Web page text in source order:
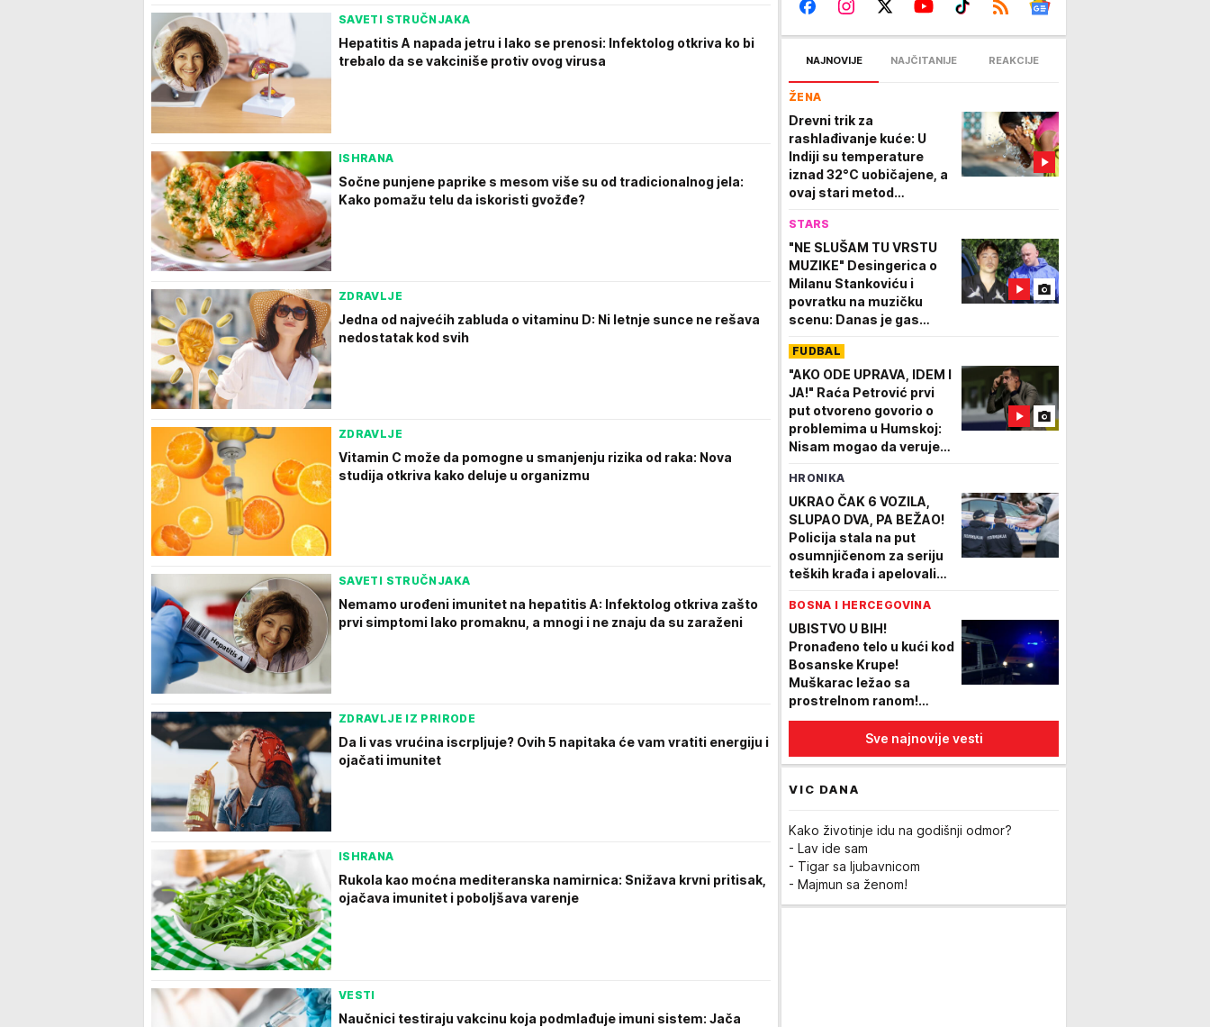
SAVETI STRUČNJAKA
Hepatitis A napada jetru i lako se prenosi: Infektolog otkriva ko bi
trebalo da se vakciniše protiv ovog virusa
ISHRANA
Sočne punjene paprike s mesom više su od tradicionalnog jela:
Kako pomažu telu da iskoristi gvožđe?
ZDRAVLJE
Jedna od najvećih zabluda o vitaminu D: Ni letnje sunce ne rešava
nedostatak kod svih
ZDRAVLJE
Vitamin C može da pomogne u smanjenju rizika od raka: Nova
studija otkriva kako deluje u organizmu
SAVETI STRUČNJAKA
Nemamo urođeni imunitet na hepatitis A: Infektolog otkriva zašto
prvi simptomi lako promaknu, a mnogi i ne znaju da su zaraženi
ZDRAVLJE IZ PRIRODE
Da li vas vrućina iscrpljuje? Ovih 5 napitaka će vam vratiti energiju i
ojačati imunitet
ISHRANA
Rukola kao moćna mediteranska namirnica: Snižava krvni pritisak,
ojačava imunitet i poboljšava varenje
VESTI
Naučnici testiraju vakcinu koja podmlađuje imuni sistem: Jača
NAJNOVIJE NAJČITANIJE REAKCIJE
ŽENA
Drevni trik za
rashlađivanje kuće: U
Indiji su temperature
iznad 32°C uobičajene, a
ovaj stari metod
STARS
"NE SLUŠAM TU VRSTU
MUZIKE" Desingerica o
Milanu Stankoviću i
povratku na muzičku
scenu: Danas je gas
level...
FUDBAL
"AKO ODE UPRAVA, IDEM I
JA!" Raća Petrović prvi
put otvoreno govorio o
problemima u Humskoj:
Nisam mogao da verujem
Partizanu!
HRONIKA
UKRAO ČAK 6 VOZILA,
SLUPAO DVA, PA BEŽAO!
Policija stala na put
osumnjičenom za seriju
teških krađa i apelovali
BOSNA I HERCEGOVINA
UBISTVO U BIH!
Pronađeno telo u kući kod
Bosanske Krupe!
Muškarac ležao sa
prostrelnom ranom!
Uhapšena osumnjičena
Sve najnovije vesti
VIC DANA
Kako životinje idu na godišnji odmor?
- Lav ide sam
- Tigar sa ljubavnicom
- Majmun sa ženom!